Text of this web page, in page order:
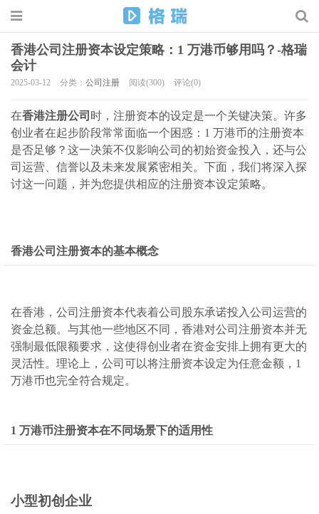
香港公司注册资本设定策略：1 万港币够用吗？-格瑞
会计
2025-03-12 分类： 公司注册 阅读(300) 评论(0)
在香港注册公司 时，注册资本的设定是一个关键决策。许多
创业者在起步阶段常常面临一个困惑：1 万港币的注册资本
是否足够？这一决策不仅影响公司的初始资金投入，还与公
司运营、信誉以及未来发展紧密相关。下面，我们将深入探
讨这一问题，并为您提供相应的注册资本设定策略。
香港公司注册资本的基本概念
在香港，公司注册资本代表着公司股东承诺投入公司运营的
资金总额。与其他一些地区不同，香港对公司注册资本并无
强制最低限额要求，这使得创业者在资金安排上拥有更大的
灵活性。理论上，公司可以将注册资本设定为任意金额，1
万港币也完全符合规定。
1 万港币注册资本在不同场景下的适用性
小型初创企业